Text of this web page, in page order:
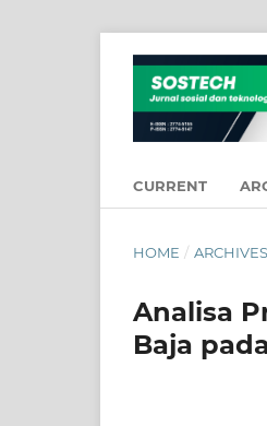
CURRENT
HOME / ARCHIVES
Analisa
Baja